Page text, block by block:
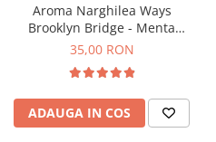
Aroma Narghilea Ways
Brooklyn Bridge - Menta
Dulce, 50gr
35,00 RON
ADAUGA IN COS